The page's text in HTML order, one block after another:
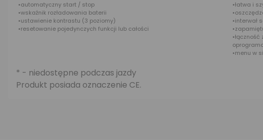
•automatyczny start / stop
•wskaźnik rozładowania baterii
•ustawienie kontrastu (3 poziomy)
•resetowanie pojedynczych funkcji lub całości
•łatwa i
•interwał
•menu w
* - niedostępne podczas jazdy
Produkt posiada oznaczenie CE.